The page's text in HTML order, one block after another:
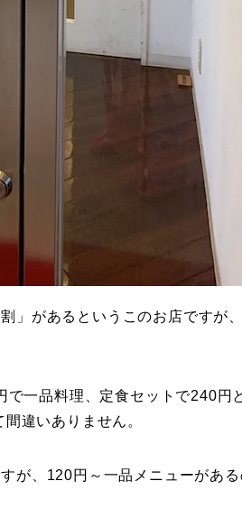
」があるというこのお店ですが
一品料理、定食セットで240円
違いありません。
が、120円～一品メニューがあ